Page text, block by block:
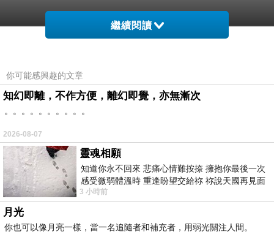
http://www.7net.com.tw/7net/rui001
visit_chn=02&vid=ivip&mid=ivip_01
&user=af000027898
繼續閱讀
你可能感興趣的文章
知幻即離，不作方便，離幻即覺，亦無漸次
。。。。。。。。。。
2026-08-07
靈魂相願
知道你永不回來 悲痛心情難按捺 擁抱你最後一次
感受微弱體溫時 重逢盼望交給祢 祢說天國再見面
此刻忍淚說別離 他日靈魂再
3 小時前
月光
你也可以像月亮一樣，當一名追隨者和補充者，用弱光關注人間。